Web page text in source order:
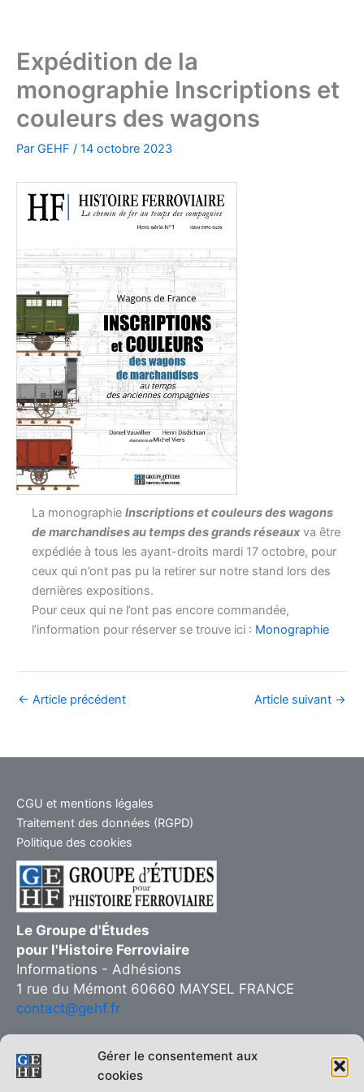
Gérer le consentement aux
cookies
Expédition de la
monographie Inscriptions et
couleurs des wagons
Par GEHF / 14 octobre 2023
La monographie Inscriptions et couleurs des wagons
de marchandises au temps des grands réseauxva être
expédiée à tous les ayant-droits mardi 17 octobre, pour
ceux qui n’ont pas pu la retirer sur notre stand lors des
dernières expositions.
Pour ceux qui ne l’ont pas encore commandée,
l’information pour réserver se trouve ici : Monographie
← Article précédent Article suivant →
CGU et mentions légales
Traitement des données (RGPD)
Politique des cookies
Le Groupe d'Études
pour l'Histoire Ferroviaire
Informations - Adhésions
1 rue du Mémont 60660 MAYSEL FRANCE
contact@gehf.fr